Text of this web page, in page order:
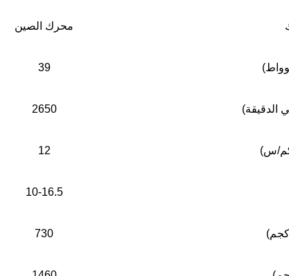
محرك الصين
39
الدقيقة) 2650
س) 12
10-16.5
730